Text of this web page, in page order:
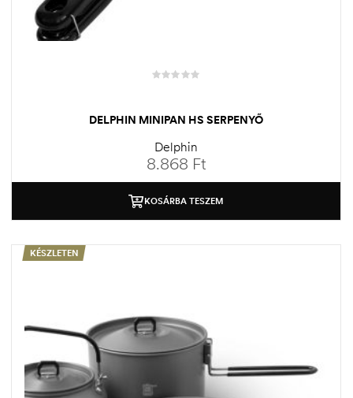
DELPHIN MINIPAN HS SERPENYŐ
Delphin
8.868 Ft
KOSÁRBA TESZEM
KÉSZLETEN